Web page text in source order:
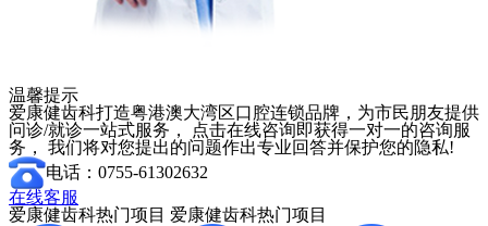
温馨提示
爱康健齿科打造粤港澳大湾区口腔连锁品牌，为市民朋友提供
问诊/就诊一站式服务， 点击在线咨询即获得一对一的咨询服
务， 我们将对您提出的问题作出专业回答并保护您的隐私!
电话：0755-61302632
在线客服
爱康健齿科热门项目 爱康健齿科热门项目